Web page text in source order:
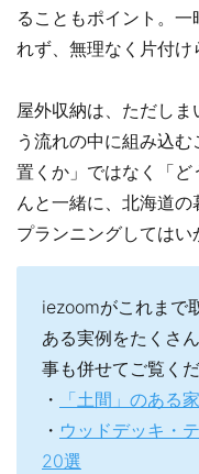
ることもポイント。
れず、無理なく片付け
屋外収納は、ただし
う流れの中に組み込
置くか」ではなく「ど
んと一緒に、北海道
プランニングしてはい
iezoomがこれまで
ある実例をたくさ
事も併せてご覧くだ
・
「土間」のある
・ ウッドデッキ・
20選